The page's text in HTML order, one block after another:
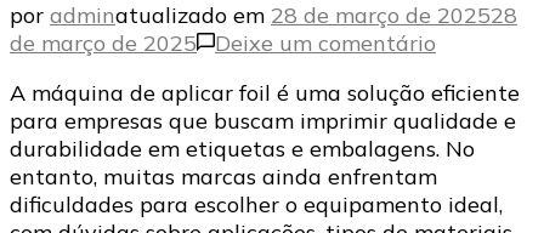
por adminatualizado em 28 de março de 202528
de março de 2025
Deixe um comentário
comprar
máquina
de
aplicar
foil
A máquina de aplicar foil é uma solução eficiente
para empresas que buscam imprimir qualidade e
durabilidade em etiquetas e embalagens. No
entanto, muitas marcas ainda enfrentam
dificuldades para escolher o equipamento ideal,